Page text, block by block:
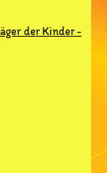
der Kinder -